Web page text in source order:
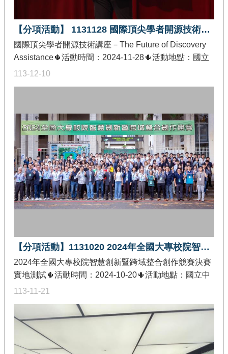
外，現場還有競賽得獎作品及計畫成果展示，內容豐富
精彩。
【分項活動】 1131128 國際頂尖學者開源技術講座－The Future of Discovery Assistance
113-12-10
國際頂尖學者開源技術講座－The Future of Discovery
Assistance🌵活動時間：2024-11-28🌵活動地點：國立
中興大學圖書館六樓會議廳🌵發佈單位：教育部智慧創
to sequence-to-sequence models. The future of
universal personal assistance for discovery and
learning is upon us. How will multimodality image,
video, and audio understanding, and reasoning abilities
of large foundation models change how we build these
systems? I will shed some initial lights on this topic by
discussing some trends:1. The move to a single
multimodal large model with reasoning abilities.2. The
alignment.3. The combination of System 1 and 2
cognitive abilities into a single universal assistant.
【分項活動】1131020 2024年全國大專校院智慧創新暨跨域整合創作競賽決賽
113-11-21
2024年全國大專校院智慧創新暨跨域整合創作競賽決賽
實地測試🌵活動時間：2024-10-20🌵活動地點：國立中
央大學依仁堂🌵發佈單位：教育部智慧創新關鍵人才躍
賽決賽，來自45間學校90隊402人參與比賽，當天各組4
位評審共計16位評審進行作品實地測試審議。